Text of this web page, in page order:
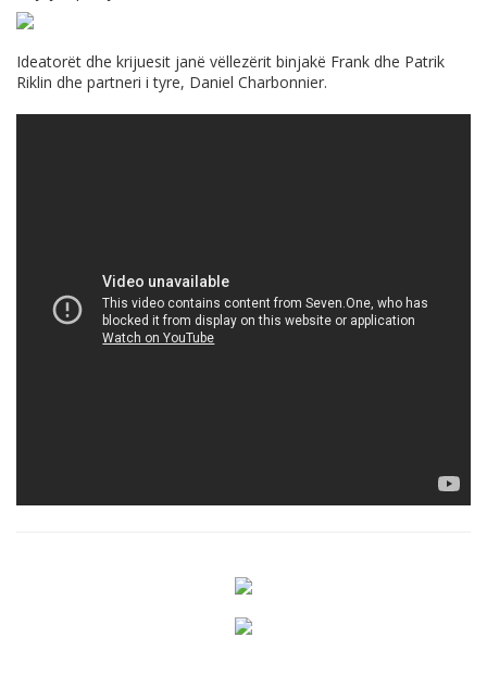
Ideatorët dhe krijuesit janë vëllezërit binjakë Frank dhe Patrik
Riklin dhe partneri i tyre, Daniel Charbonnier.